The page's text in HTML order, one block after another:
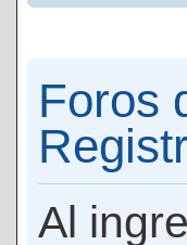
Foros
Al